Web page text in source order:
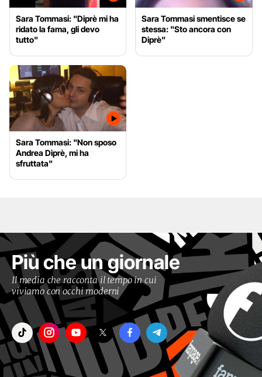
Sara Tommasi: "Diprè mi ha
ridato la fama, gli devo
tutto"
Sara Tommasi smentisce se
stessa: "Sto ancora con
Diprè"
Sara Tommasi: "Non sposo
Andrea Diprè, mi ha
sfruttata"
Più che un giornale
Il media che racconta il tempo in cui
viviamo con occhi moderni